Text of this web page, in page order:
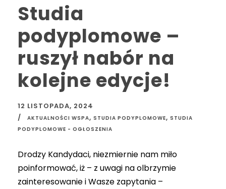
Studia
podyplomowe –
ruszył nabór na
kolejne edycje!
12 LISTOPADA, 2024
AKTUALNOŚCI WSPA, STUDIA PODYPLOMOWE, STUDIA
PODYPLOMOWE - OGŁOSZENIA
Drodzy Kandydaci, niezmiernie nam miło
poinformować, iż – z uwagi na olbrzymie
zainteresowanie i Wasze zapytania –